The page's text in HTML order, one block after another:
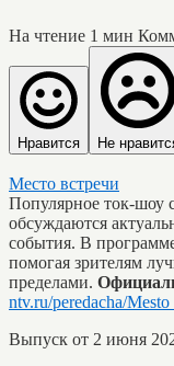
На чтение 1 мин
Нравится Не
Место встречи
Популярное ток-
обсуждаются
события. В
помогая зрителям
пределами.
ntv.ru/peredacha/
Выпуск от 2 июня